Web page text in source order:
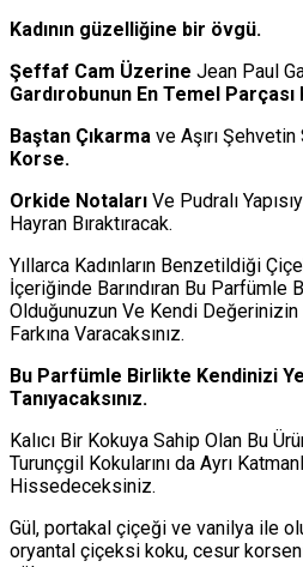
Kadının güzelliğine bir övgü.
Şeffaf Cam Üzerine Jean Paul
Gardırobunun En Temel Parçası
Baştan Çıkarma ve Aşırı
Korse.
Orkide Notaları Ve Pudralı
Hayran Bıraktıracak.
Yıllarca Kadınların Benzetildiği
İçeriğinde Barındıran Bu Parfümle
Olduğunuzun Ve Kendi
Farkına Varacaksınız.
Bu Parfümle Birlikte Kendinizi
Tanıyacaksınız.
Kalıcı Bir Kokuya Sahip Olan Bu
Turunçgil Kokularını da Ayrı
Hissedeceksiniz.
Gül, portakal çiçeği ve vanilya ile
oryantal çiçeksi koku, cesur